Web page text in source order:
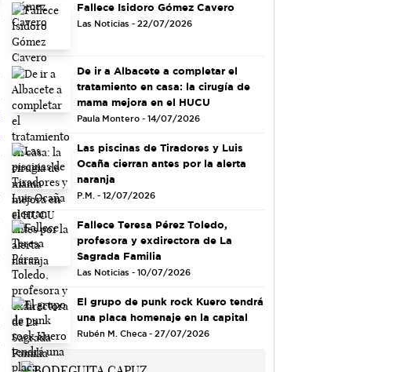
Fallece Isidoro Gómez Cavero
Las Noticias - 22/07/2026
De ir a Albacete a completar el
tratamiento en casa: la cirugía de
mama mejora en el HUCU
Paula Montero - 14/07/2026
Las piscinas de Tiradores y Luis
Ocaña cierran antes por la alerta
naranja
P.M. - 12/07/2026
Fallece Teresa Pérez Toledo,
profesora y exdirectora de La
Sagrada Familia
Las Noticias - 10/07/2026
El grupo de punk rock Kuero tendrá
una placa homenaje en la capital
Rubén M. Checa - 27/07/2026